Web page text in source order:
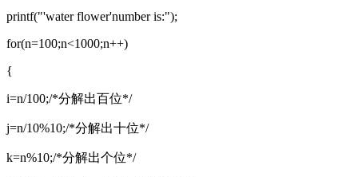
printf("'water flower'number is:");
for(n=100;n<1000;n++)
{
i=n/100;/*分解出百位*/
j=n/10%10;/*分解出十位*/
k=n%10;/*分解出个位*/